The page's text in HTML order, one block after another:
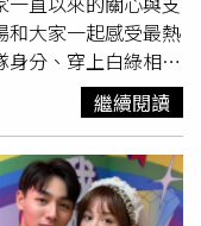
憶，徐若熙在中職初
人印象深刻，也讓
畫與耐心。蔡其昌也
被安排擔任首戰先
時換人，當時徐若熙
。他形容徐若熙是一
其昌認為，從古林睿
和大家一起感受最熱
分、穿上白綠相間
民攝）多次來台的三
綠相間戰袍與台灣媒
的原因：「在日本
家開心歡樂」，她
年可以加入夢想家，
繼續閱讀